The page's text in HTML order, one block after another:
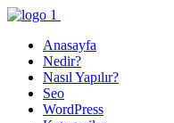
Anasayfa
Nedir?
Nasıl Yapılır?
Seo
WordPress